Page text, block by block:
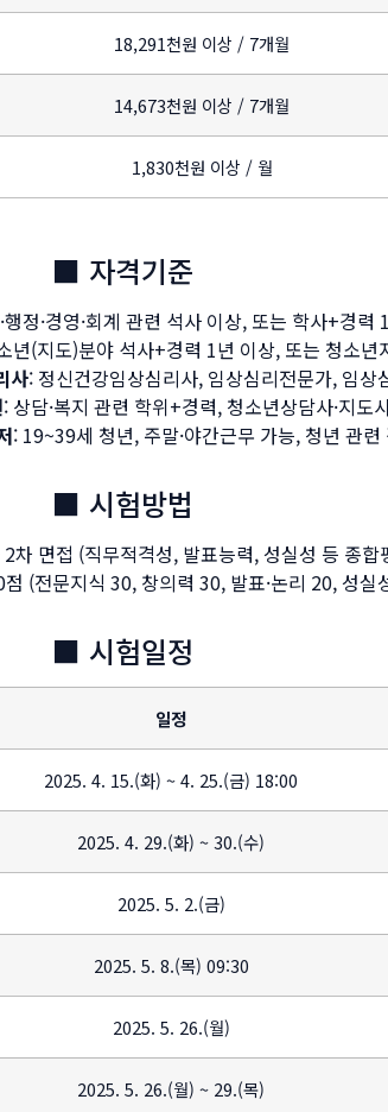
18,291천원 이상 / 7개월
14,673천원 이상 / 7개월
1,830천원 이상 / 월
■ 자격기준
행정·경영·회계 관련 석사 이상, 또는 학사+경력
년(지도)분야 석사+경력 1년 이상, 또는 청소년
사: 정신건강임상심리사, 임상심리전문가, 임상
: 상담·복지 관련 학위+경력, 청소년상담사·지도
: 19~39세 청년, 주말·야간근무 가능, 청년 관련
■ 시험방법
차 면접 (직무적격성, 발표능력, 성실성 등 종합
(전문지식 30, 창의력 30, 발표·논리 20, 성실
■ 시험일정
일정
2025. 4. 15.(화) ~ 4. 25.(금) 18:00
2025. 4. 29.(화) ~ 30.(수)
2025. 5. 2.(금)
2025. 5. 8.(목) 09:30
2025. 5. 26.(월)
2025. 5. 26.(월) ~ 29.(목)